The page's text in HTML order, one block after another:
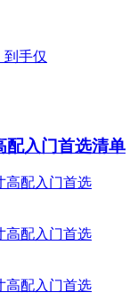
配入门首选清单